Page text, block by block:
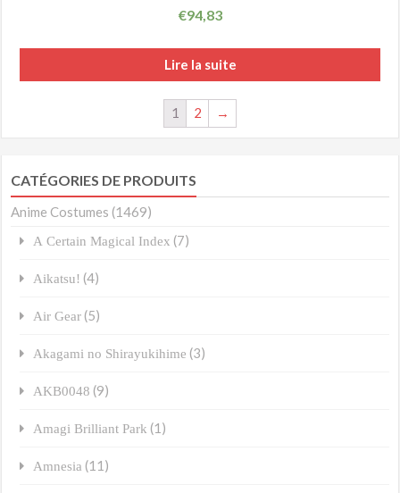
€94,83
Lire la suite
1 2 →
CATÉGORIES DE PRODUITS
Anime Costumes (1469)
A Certain Magical Index (7)
Aikatsu! (4)
Air Gear (5)
Akagami no Shirayukihime (3)
AKB0048 (9)
Amagi Brilliant Park (1)
Amnesia (11)